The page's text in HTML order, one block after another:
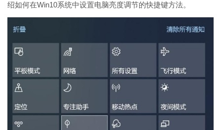
绍如何在Win10系统中设置电脑亮度调节的快捷键方法。